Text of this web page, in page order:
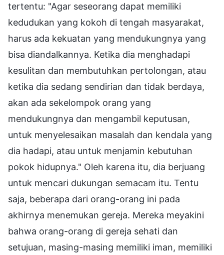
tertentu: "Agar seseorang dapat memiliki
kedudukan yang kokoh di tengah masyarakat,
harus ada kekuatan yang mendukungnya yang
bisa diandalkannya. Ketika dia menghadapi
kesulitan dan membutuhkan pertolongan, atau
ketika dia sedang sendirian dan tidak berdaya,
akan ada sekelompok orang yang
mendukungnya dan mengambil keputusan,
untuk menyelesaikan masalah dan kendala yang
dia hadapi, atau untuk menjamin kebutuhan
pokok hidupnya." Oleh karena itu, dia berjuang
untuk mencari dukungan semacam itu. Tentu
saja, beberapa dari orang-orang ini pada
akhirnya menemukan gereja. Mereka meyakini
bahwa orang-orang di gereja sehati dan
setujuan, masing-masing memiliki iman, memiliki